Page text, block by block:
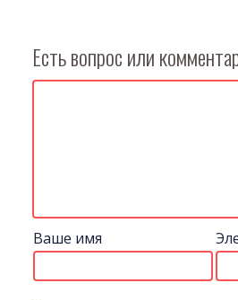
Есть вопрос или
Ваше имя